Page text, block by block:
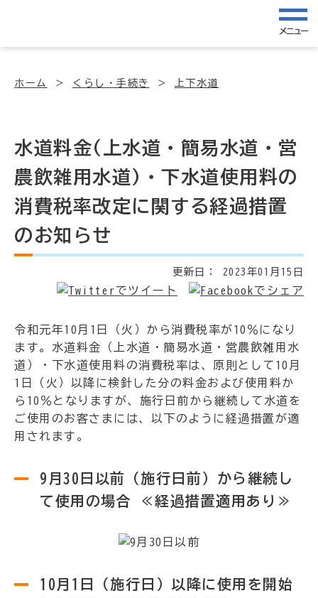
メニュー
ホーム くらし・手続き 上下水道
水道料金(上水道・簡易水道・営
農飲雑用水道)・下水道使用料の
消費税率改定に関する経過措置
のお知らせ
更新日： 2023年01月15日
令和元年10月1日（火）から消費税率が10％になり
ます。水道料金（上水道・簡易水道・営農飲雑用水
道）・下水道使用料の消費税率は、原則として10月
1日（火）以降に検針した分の料金および使用料か
ら10％となりますが、施行日前から継続して水道を
ご使用のお客さまには、以下のように経過措置が適
用されます。
9月30日以前（施行日前）から継続し
て使用の場合 ≪経過措置適用あり≫
10月1日（施行日）以降に使用を開始